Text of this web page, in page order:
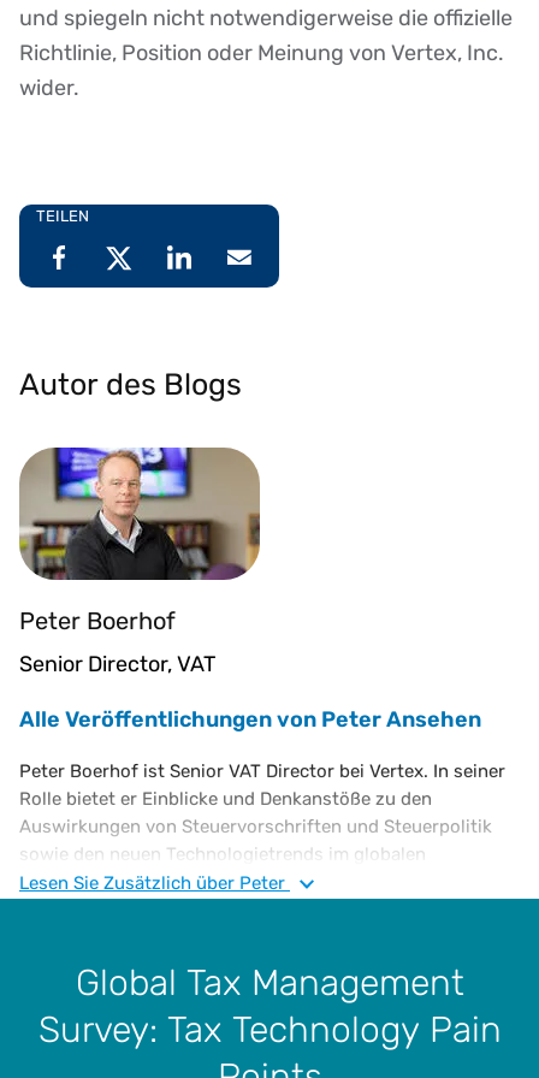
und spiegeln nicht notwendigerweise die offizielle
Richtlinie, Position oder Meinung von Vertex, Inc.
wider.
TEILEN
Autor des Blogs
Peter Boerhof
Senior Director, VAT
Alle Veröffentlichungen von Peter Ansehen
Peter Boerhof ist Senior VAT Director bei Vertex. In seiner
Rolle bietet er Einblicke und Denkanstöße zu den
Auswirkungen von Steuervorschriften und Steuerpolitik
sowie den neuen Technologietrends im globalen
Steuerwesen. Herr Boerhof verfügt über umfangreiche
Steuerprozessoptimierung und Steuerautomatisierung.
Bevor er zu Vertex kam, war er Leiter für indirekte
Besteuerung bei AkzoNobel, wo er ein TCF-System
entwickelte und implementierte, die Abführung von
Lesen Sie Zusätzlich über Peter
Global Tax Management
Survey: Tax Technology Pain